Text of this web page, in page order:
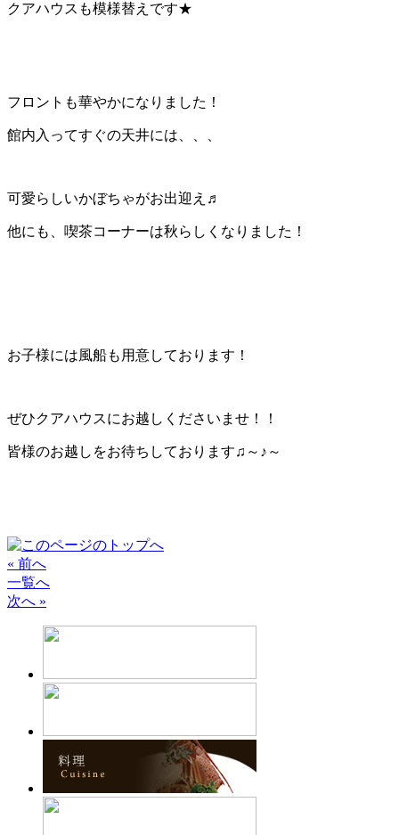
クアハウスも模様替えです★
フロントも華やかになりました！
館内入ってすぐの天井には、、、
可愛らしいかぼちゃがお出迎え♬
他にも、喫茶コーナーは秋らしくなりました！
お子様には風船も用意しております！
ぜひクアハウスにお越しくださいませ！！
皆様のお越しをお待ちしております♫～♪～
« 前へ
一覧へ
次へ »